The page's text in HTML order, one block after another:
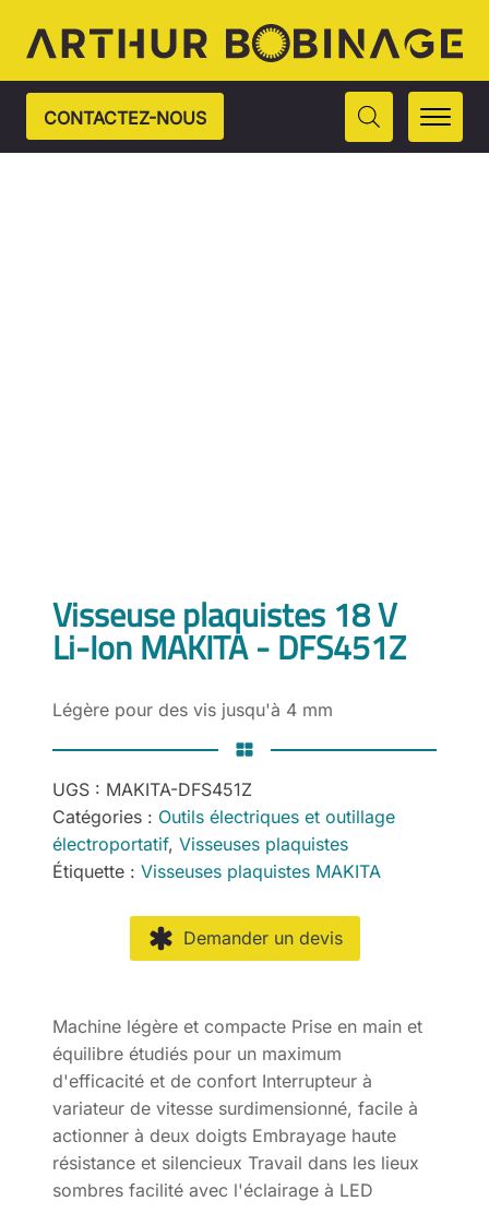
CONTACTEZ-NOUS
Visseuse plaquistes 18 V
Li-Ion MAKITA - DFS451Z
Légère pour des vis jusqu'à 4 mm
UGS : MAKITA-DFS451Z
Catégories : Outils électriques et outillage
électroportatif, Visseuses plaquistes
Étiquette : Visseuses plaquistes MAKITA
Demander un devis
Machine légère et compacte Prise en main et
équilibre étudiés pour un maximum
d'efficacité et de confort Interrupteur à
variateur de vitesse surdimensionné, facile à
actionner à deux doigts Embrayage haute
résistance et silencieux Travail dans les lieux
sombres facilité avec l'éclairage à LED